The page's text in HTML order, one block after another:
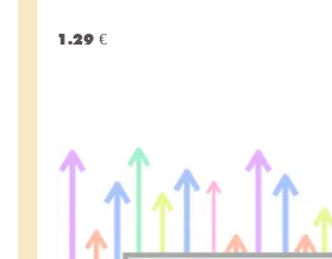
1.29 €